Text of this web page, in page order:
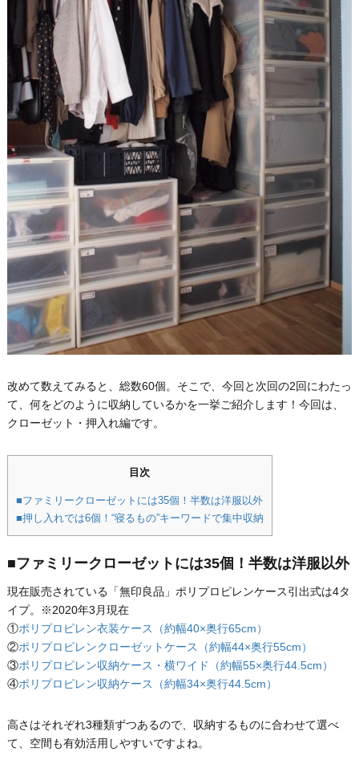
改めて数えてみると、総数60個。そこで、今回と次回の2回にわたっ
て、何をどのように収納しているかを一挙ご紹介します！今回は、
クローゼット・押入れ編です。
目次
■ファミリークローゼットには35個！半数は洋服以外
■押し入れでは6個！“寝るもの”キーワードで集中収納
■ファミリークローゼットには35個！半数は洋服以外
現在販売されている「無印良品」ポリプロピレンケース引出式は4タ
イプ。※2020年3月現在
①ポリプロピレン衣装ケース（約幅40×奥行65cm）
②ポリプロピレンクローゼットケース（約幅44×奥行55cm）
③ポリプロピレン収納ケース・横ワイド（約幅55×奥行44.5cm）
④ポリプロピレン収納ケース（約幅34×奥行44.5cm）
高さはそれぞれ3種類ずつあるので、収納するものに合わせて選べ
て、空間も有効活用しやすいですよね。